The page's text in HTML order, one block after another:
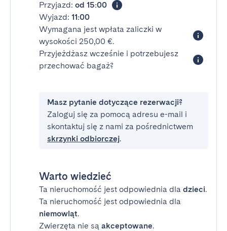
Przyjazd: od 15:00
Wyjazd: 11:00
Wymagana jest wpłata zaliczki w
wysokości 250,00 €.
Przyjeżdżasz wcześnie i potrzebujesz
przechować bagaż?
Masz pytanie dotyczące rezerwacji?
Zaloguj się za pomocą adresu e-mail i
skontaktuj się z nami za pośrednictwem
skrzynki odbiorczej.
Warto wiedzieć
Ta nieruchomość jest odpowiednia dla dzieci.
Ta nieruchomość jest odpowiednia dla
niemowląt.
Zwierzęta nie są akceptowane.